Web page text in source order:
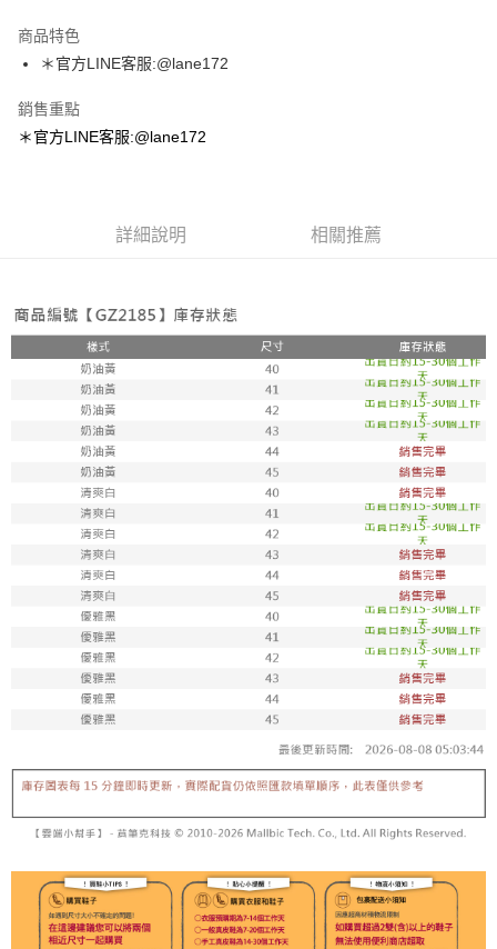
Apple Pay
街口支付
悠遊付
付款後全家取貨
每筆NT$100，滿NT$1,800(含以上)免運費
7-11取貨付款
每筆NT$100，滿NT$1,800(含以上)免運費
付款後711取貨
每筆NT$100，滿NT$1,800(含以上)免運費
每筆NT$150，滿NT$1,800(含以上)免運費
商品特色
＊官方LINE客服:@lane172
銷售重點
＊官方LINE客服:@lane172
詳細說明 相關推薦